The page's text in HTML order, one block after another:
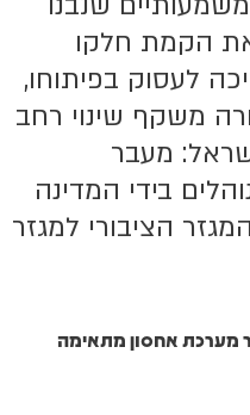
הקמת חלקו
לעסוק בפיתוחו,
משקף שינוי רחב
מעבר
בידי המדינה
הציבורי למגזר
מערכת אחסון מתאימה